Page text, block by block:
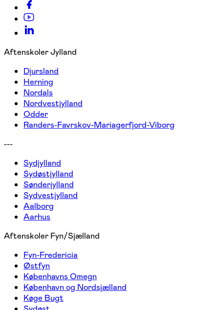
Aftenskoler Jylland
Djursland
Herning
Nordals
Nordvestjylland
Odder
Randers-Favrskov-Mariagerfjord-Viborg
---
Sydjylland
Sydøstjylland
Sønderjylland
Sydvestjylland
Aalborg
Aarhus
Aftenskoler Fyn/Sjælland
Fyn-Fredericia
Østfyn
Københavns Omegn
København og Nordsjælland
Køge Bugt